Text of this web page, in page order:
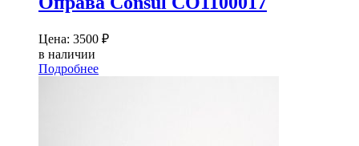
Цена: 3500 ₽
в наличии
Подробнее